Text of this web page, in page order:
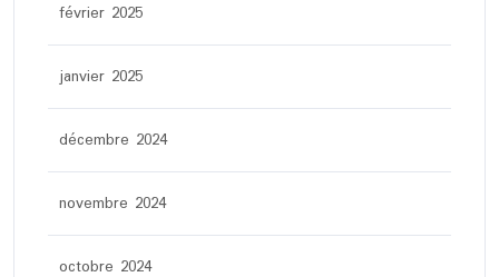
février 2025
janvier 2025
décembre 2024
novembre 2024
octobre 2024